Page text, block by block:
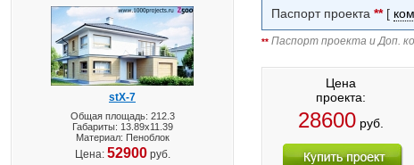
stX-7
Общая площадь: 212.3
Габариты: 13.89х11.39
Материал: Пеноблок
Цена: 52900руб.
Паспорт проекта **[
** Паспорт проекта и Доп.
Цена
проекта:
28600руб.